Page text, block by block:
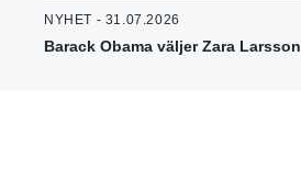
NYHET - 31.07.2026
Barack Obama väljer Zara Larsson